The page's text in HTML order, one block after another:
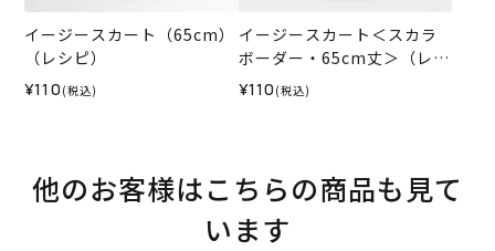
イージースカート（65cm）
（レシピ）
¥110 (税込)
イージースカート＜スカラ
ボーダー・65cm丈＞（レシ
ピ）
¥110 (税込)
他のお客様はこちらの商品も見て
います